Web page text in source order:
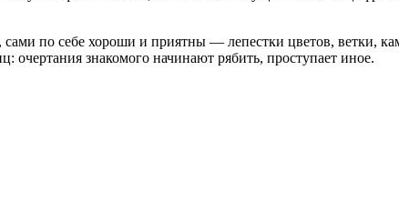
сами по себе хороши и приятны — лепестки цветов, ветки,
знакомого начинают рябить, проступает иное.